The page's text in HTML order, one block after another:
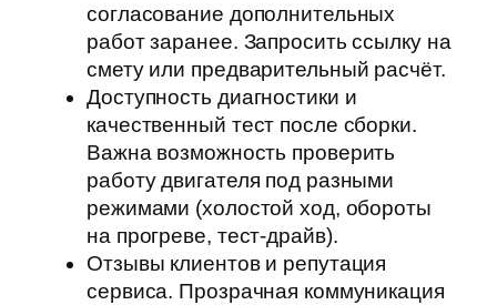
согласование дополнительных
работ заранее. Запросить ссылку на
смету или предварительный расчёт.
Доступность диагностики и
качественный тест после сборки.
Важна возможность проверить
работу двигателя под разными
режимами (холостой ход, обороты
на прогреве, тест-драйв).
Отзывы клиентов и репутация
сервиса. Прозрачная коммуникация